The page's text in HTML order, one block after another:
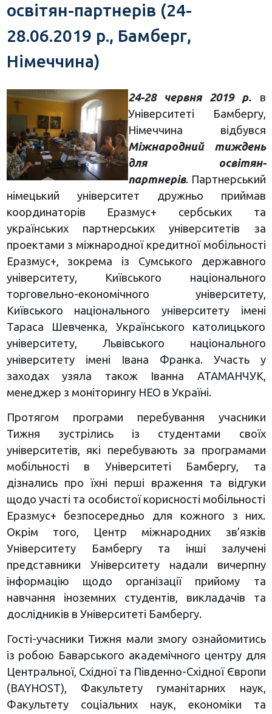
освітян-партнерів (24-
28.06.2019 р., Бамберг,
Німеччина)
24-28 червня 2019 р. в
Університеті Бамбергу,
Німеччина відбувся
Міжнародний тиждень
для освітян-
партнерів. Партнерський
німецький університет дружньо приймав
координаторів Еразмус+ сербських та
українських партнерських університетів за
проектами з міжнародної кредитної мобільності
Еразмус+, зокрема із Сумського державного
університету, Київського національного
торговельно-економічного університету,
Київського національного університету імені
Тараса Шевченка, Українського католицького
університету, Львівського національного
університету імені Івана Франка. Участь у
заходах узяла також Іванна АТАМАНЧУК,
менеджер з моніторингу НЕО в Україні.
Протягом програми перебування учасники
Тижня зустрілись із студентами своїх
університетів, які перебувають за програмами
мобільності в Університеті Бамбергу, та
дізнались про їхні перші враження та відгуки
щодо участі та особистої корисності мобільності
Еразмус+ безпосередньо для кожного з них.
Окрім того, Центр міжнародних зв’язків
Університету Бамбергу та інші залучені
представники Університету надали вичерпну
інформацію щодо організації прийому та
навчання іноземних студентів, викладачів та
дослідників в Університеті Бамбергу.
Гості-учасники Тижня мали змогу ознайомитись
із робою Баварського академічного центру для
Центральної, Східної та Південно-Східної Європи
(BAYHOST), Факультету гуманітарних наук,
Факультету соціальних наук, економіки та